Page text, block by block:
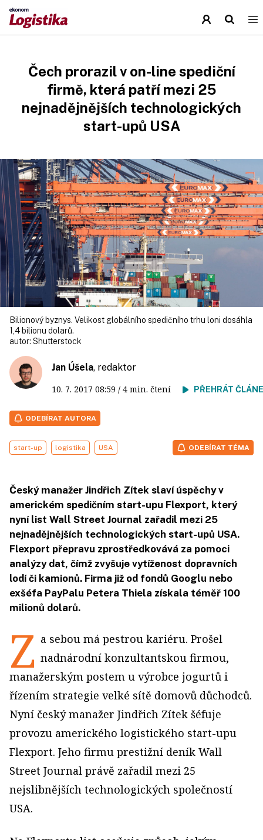
Čech prorazil v on-line spediční
firmě, která patří mezi 25
nejnadějnějších technologických
start-upů USA
Bilionový byznys. Velikost globálního spedičního trhu loni dosáhla
1,4 bilionu dolarů.
autor: Shutterstock
Jan Úšela, redaktor
10. 7. 2017 08:59 / 4 min. čtení PŘEHRÁT
ODEBÍRAT AUTORA
start-up logistika USA ODEBÍRAT TÉMA
Český manažer Jindřich Zítek slaví úspěchy v
americkém spedičním start-upu Flexport, který
nyní list Wall Street Journal zařadil mezi 25
nejnadějnějších technologických start-upů USA.
Flexport přepravu zprostředkovává za pomoci
analýzy dat, čímž zvyšuje vytíženost dopravních
lodí či kamionů. Firma již od fondů Googlu nebo
exšéfa PayPalu Petera Thiela získala téměř 100
milionů dolarů.
Z a sebou má pestrou kariéru. Prošel
nadnárodní konzultantskou firmou,
manažerským postem u výrobce jogurtů i
řízením strategie velké sítě domovů důchodců.
Nyní český manažer Jindřich Zítek šéfuje
provozu amerického logistického start-upu
Flexport. Jeho firmu prestižní deník Wall
Street Journal právě zařadil mezi 25
nejslibnějších technologických společností
USA.